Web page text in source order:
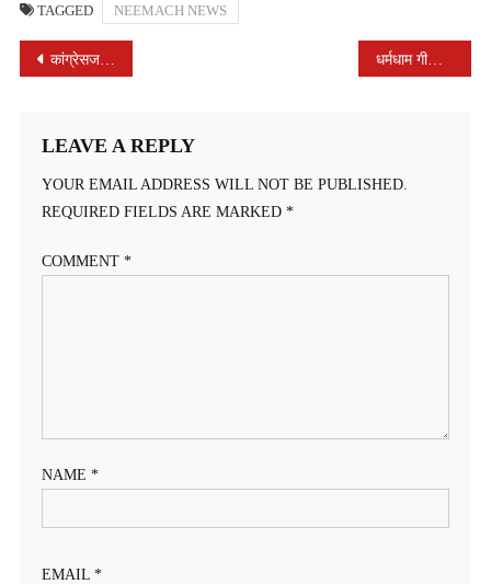
TAGGED NEEMACH NEWS
POST
कांग्रेसजनों ने पसीना बहाकर चमकाया अपना घर धर्मधाम गीता भवन में गोपाल सहस्त्रनाम हवन और श्रीमद् भगवद् गीता मूलपाठ के साथ मनाया 52वां गीता जयंती महोत्सव
LEAVE A REPLY
YOUR EMAIL ADDRESS WILL NOT BE PUBLISHED.
REQUIRED FIELDS ARE MARKED *
COMMENT *
NAME *
EMAIL *